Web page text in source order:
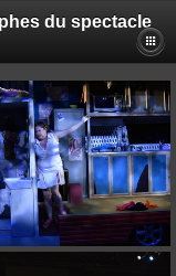
du spectacle